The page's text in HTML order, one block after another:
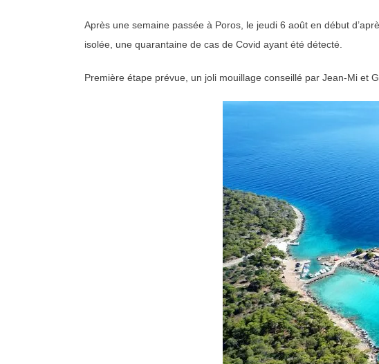
Après une semaine passée à Poros, le jeudi 6 août en début
isolée, une quarantaine de cas de Covid ayant été détecté.
Première étape prévue, un joli mouillage conseillé par Jean-Mi et